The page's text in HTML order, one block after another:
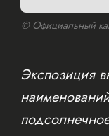
© Официальный
Экспозиция